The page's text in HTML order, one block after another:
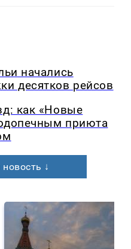
начались
десятков рейсов
как «Новые
приюта
↓